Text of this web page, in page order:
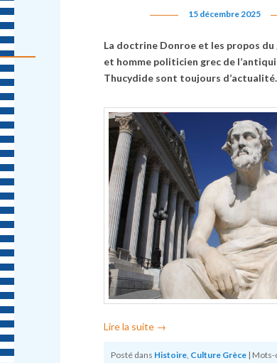
15 décembre 2025
La doctrine Donroe et les propos
et homme politicien grec de
Thucydide sont toujours d’actualité.
Lire la suite →
Posté dans Histoire, Culture Grèce | Mots-